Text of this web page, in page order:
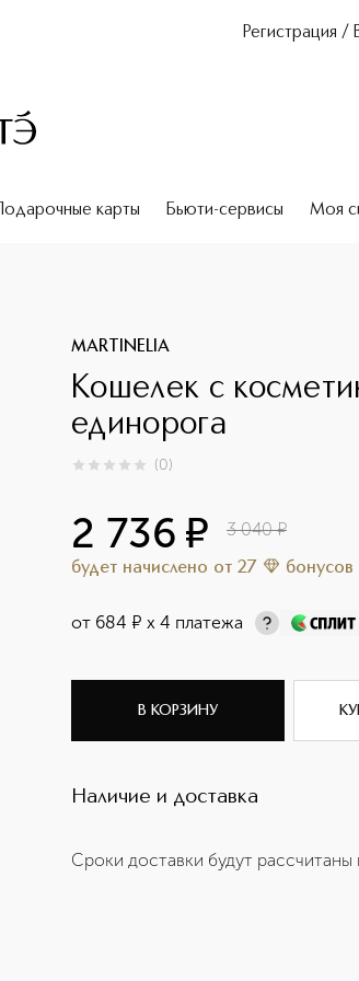
Регистрация /
Подарочные карты Бьюти-сервисы Моя
MARTINELIA
Кошелек с
единорога
0из 0 (0)
2 736 ¤ 3 040 ¤
будет начислено от 27 бонусов
от 684 ¤ х 4 платежа
В КОРЗИНУ
Наличие и доставка
Сроки доставки будут